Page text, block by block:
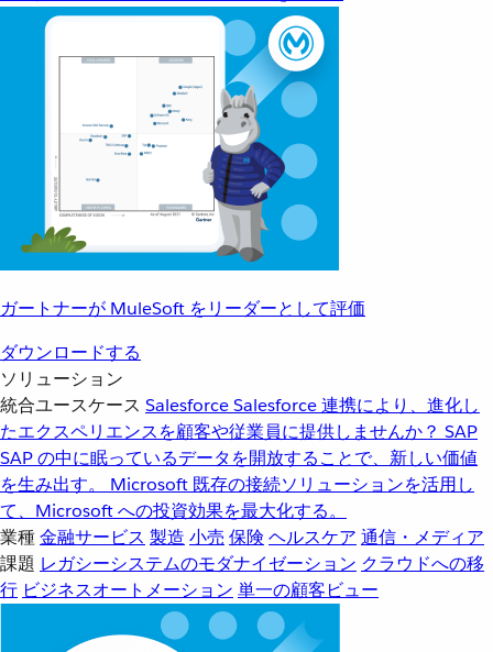
ガートナーが MuleSoft をリーダーとして評価
ダウンロードする
ソリューション
統合ユースケース SalesforceSalesforce 連携により、進化し
たエクスペリエンスを顧客や従業員に提供しませんか？ SAP
SAP の中に眠っているデータを開放することで、新しい価値
を生み出す。
Microsoft 既存の接続ソリューションを活用し
て、Microsoft への投資効果を最大化する。
業種金融サービス 製造 小売 保険 ヘルスケア 通信・メディア
課題 レガシーシステムのモダナイゼーション クラウドへの移
行 ビジネスオートメーション 単一の顧客ビュー